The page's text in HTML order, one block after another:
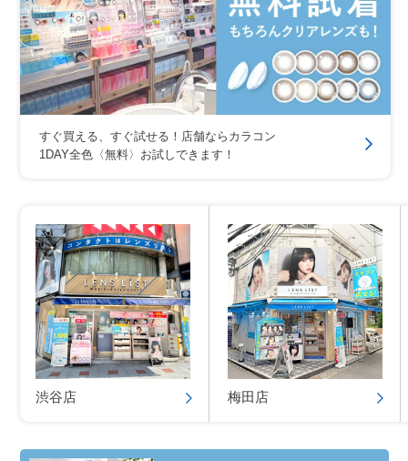
すぐ買える、すぐ試せる！店舗ならカラコン
1DAY全色〈無料〉お試しできます！
渋谷店 梅田店